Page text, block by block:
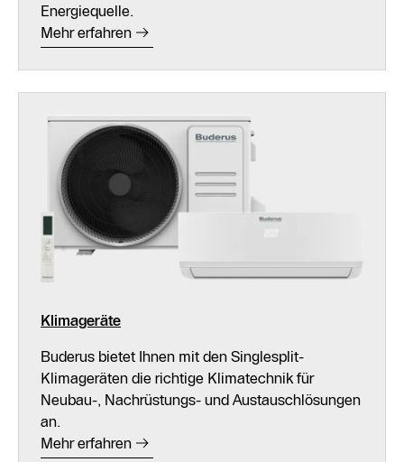
Energiequelle.
Mehr erfahren
Klimageräte
Buderus bietet Ihnen mit den Singlesplit-
Klimageräten die richtige Klimatechnik für
Neubau-, Nachrüstungs- und Austauschlösungen
an.
Mehr erfahren